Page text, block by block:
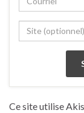
Ce site utilise